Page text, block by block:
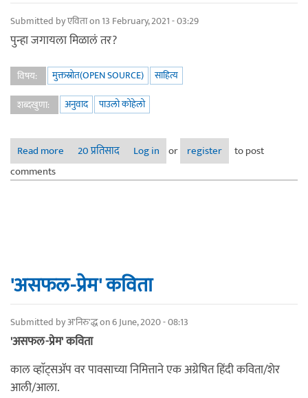
Submitted byएविताon 13 February, 2021 - 03:29
पुन्हा जगायला मिळालं तर?
विषय: मुक्तस्रोत(OPEN SOURCE)
साहित्य
शब्दखुणा:
अनुवाद पाउलो कोहेलो
Read more about पुन्हा जगायला मिळालं तर?
20 प्रतिसाद Log in or register
to post
comments
'असफल-प्रेम' कविता
Submitted byअ'निरु'द्धon 6 June, 2020 - 08:13
'असफल-प्रेम' कविता
काल व्हाॅट्सॲप वर पावसाच्या निमित्ताने एक अग्रेषित हिंदी कविता/शेर
आली/आला.